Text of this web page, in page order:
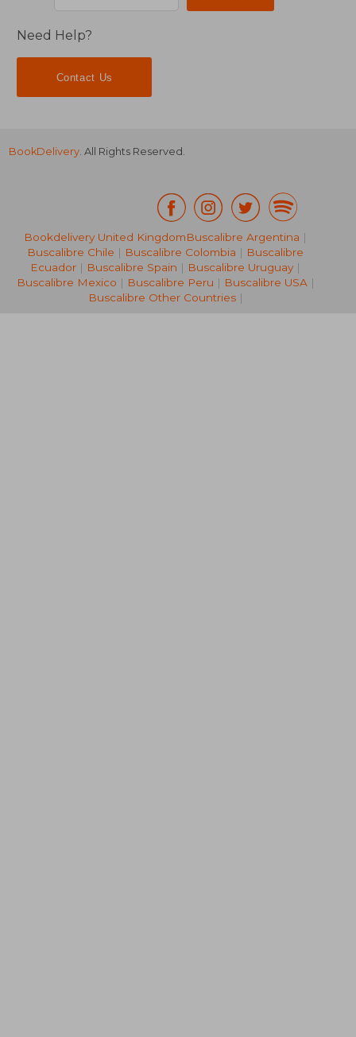
£ 15.27
Need Help?
Contact Us
BookDelivery. All Rights Reserved.
Bookdelivery United KingdomBuscalibre Argentina |
Buscalibre Chile | Buscalibre Colombia | Buscalibre
Ecuador | Buscalibre Spain | Buscalibre Uruguay |
Buscalibre Mexico | Buscalibre Peru | Buscalibre USA|
Buscalibre Other Countries|